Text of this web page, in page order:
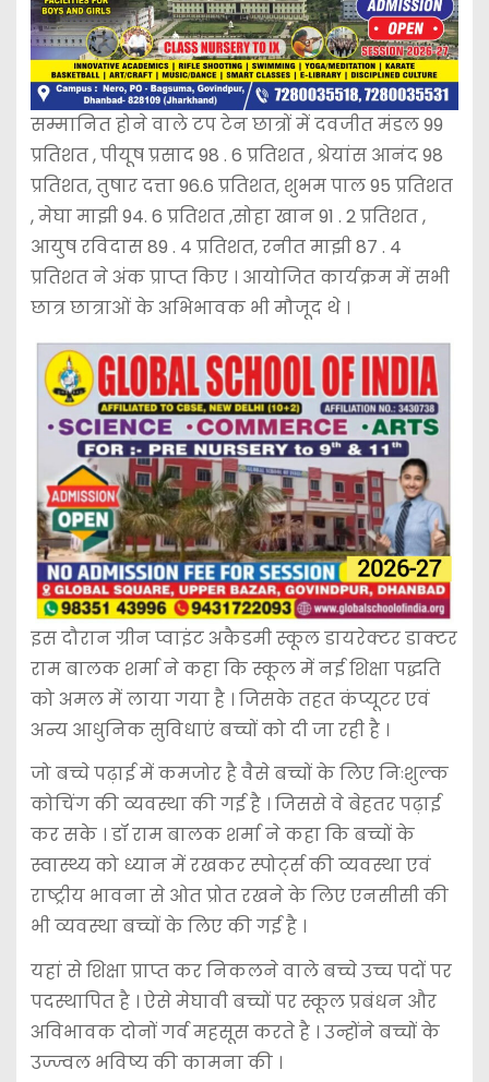
सम्मानित होने वाले टप टेन छात्रों में दवजीत मंडल 99
प्रतिशत , पीयूष प्रसाद 98 . 6 प्रतिशत , श्रेयांस आनंद 98
प्रतिशत, तुषार दत्ता 96.6 प्रतिशत, शुभम पाल 95 प्रतिशत
, मेघा माझी 94. 6 प्रतिशत ,सोहा खान 91 . 2 प्रतिशत ,
आयुष रविदास 89 . 4 प्रतिशत, रनीत माझी 87 . 4
प्रतिशत ने अंक प्राप्त किए । आयोजित कार्यक्रम में सभी
छात्र छात्राओं के अभिभावक भी मौजूद थे ।
इस दौरान ग्रीन प्वाइंट अकैडमी स्कूल डायरेक्टर डाक्टर
राम बालक शर्मा ने कहा कि स्कूल में नई शिक्षा पद्धति
को अमल में लाया गया है । जिसके तहत कंप्यूटर एवं
अन्य आधुनिक सुविधाएं बच्चों को दी जा रही है ।
जो बच्चे पढ़ाई में कमजोर है वैसे बच्चों के लिए निःशुल्क
कोचिंग की व्यवस्था की गई है । जिससे वे बेहतर पढ़ाई
कर सके । डॉ राम बालक शर्मा ने कहा कि बच्चों के
स्वास्थ्य को ध्यान में रखकर स्पोर्ट्स की व्यवस्था एवं
राष्ट्रीय भावना से ओत प्रोत रखने के लिए एनसीसी की
भी व्यवस्था बच्चों के लिए की गई है ।
यहां से शिक्षा प्राप्त कर निकलने वाले बच्चे उच्च पदों पर
पदस्थापित है । ऐसे मेघावी बच्चों पर स्कूल प्रबंधन और
अविभावक दोनों गर्व महसूस करते है । उन्होंने बच्चों के
उज्ज्वल भविष्य की कामना की ।